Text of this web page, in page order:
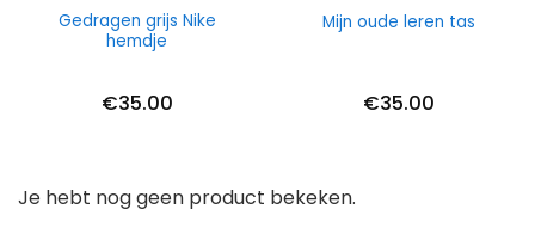
Gedragen grijs Nike
hemdje
€35.00
Mijn oude leren tas
€35.00
Je hebt nog geen product bekeken.